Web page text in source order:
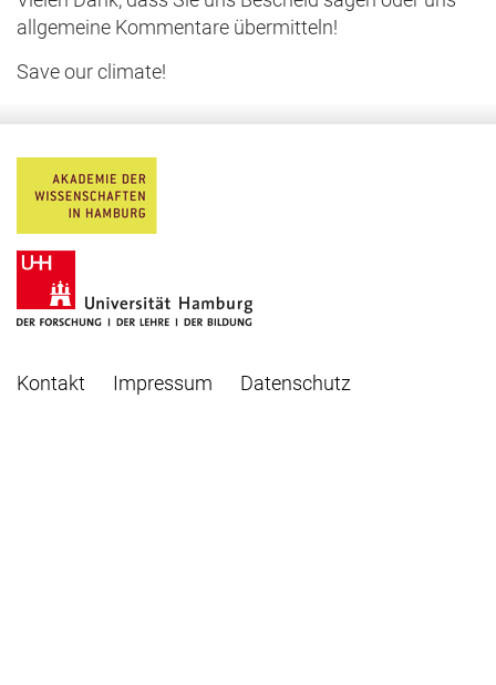
allgemeine Kommentare übermitteln!
Save our climate!
Kontakt Impressum Datenschutz